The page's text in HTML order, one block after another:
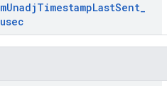
mUnadjTimestampLastSent_
usec